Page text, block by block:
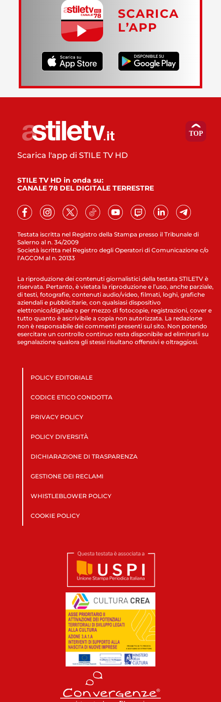
SCARICA
L’APP
Testata iscritta nel Registro della Stampa presso il Tribunale di
Salerno al n. 34/2009
Società iscritta nel Registro degli Operatori di Comunicazione c/o
l’AGCOM al n. 20133
Scarica l'app di STILE TV HD
STILE TV HD in onda su:
CANALE 78 DEL DIGITALE TERRESTRE
La riproduzione dei contenuti giornalistici della testata STILETV è
riservata. Pertanto, è vietata la riproduzione e l’uso, anche parziale,
di testi, fotografie, contenuti audio/video, filmati, loghi, grafiche
aziendali e pubblicitarie, con qualsiasi dispositivo
elettronico/digitale o per mezzo di fotocopie, registrazioni, cover e
tutto quanto è ascrivibile a copia non autorizzata. La redazione
non è responsabile dei commenti presenti sul sito. Non potendo
esercitare un controllo continuo resta disponibile ad eliminarli su
segnalazione qualora gli stessi risultano offensivi e oltraggiosi.
POLICY EDITORIALE
CODICE ETICO CONDOTTA
PRIVACY POLICY
POLICY DIVERSITÀ
DICHIARAZIONE DI TRASPARENZA
GESTIONE DEI RECLAMI
WHISTLEBLOWER POLICY
COOKIE POLICY